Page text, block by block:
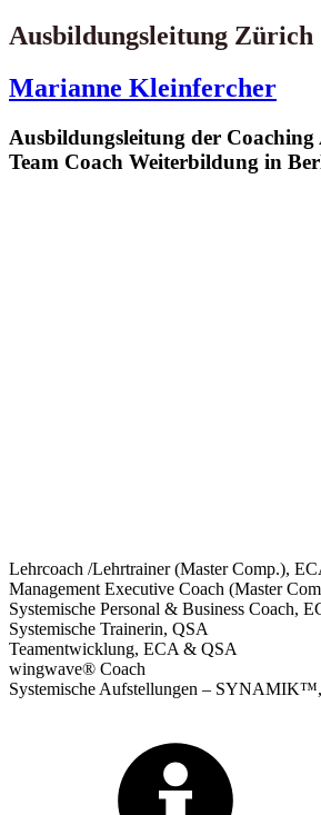
Ausbildungsleitung Zürich
Marianne Kleinfercher
Ausbildungsleitung der
Team Coach Weiterbildung in
Lehrcoach /Lehrtrainer (Master Comp.),
Management Executive Coach (Master
Systemische Personal & Business Coach,
Systemische Trainerin, QSA
Teamentwicklung, ECA & QSA
wingwave® Coach
Systemische Aufstellungen –